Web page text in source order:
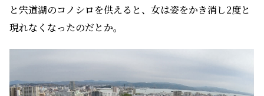
と宍道湖のコノシロを供えると、女は姿をかき消し2度と
現れなくなったのだとか。